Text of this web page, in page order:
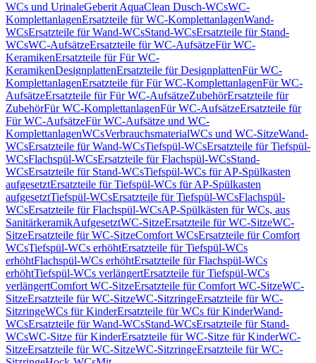
WCs und UrinaleGeberit AquaClean Dusch-WCsWC-
KomplettanlagenErsatzteile für WC-KomplettanlagenWand-
WCsErsatzteile für Wand-WCsStand-WCsErsatzteile für Stand-
WCsWC-AufsätzeErsatzteile für WC-AufsätzeFür WC-
KeramikenErsatzteile für Für WC-
KeramikenDesignplattenErsatzteile für DesignplattenFür WC-
KomplettanlagenErsatzteile für Für WC-KomplettanlagenFür WC-
AufsätzeErsatzteile für Für WC-AufsätzeZubehörErsatzteile für
ZubehörFür WC-KomplettanlagenFür WC-AufsätzeErsatzteile für
Für WC-AufsätzeFür WC-Aufsätze und WC-
KomplettanlagenWCsVerbrauchsmaterialWCs und WC-SitzeWand-
WCsErsatzteile für Wand-WCsTiefspül-WCsErsatzteile für Tiefspül-
WCsFlachspül-WCsErsatzteile für Flachspül-WCsStand-
WCsErsatzteile für Stand-WCsTiefspül-WCs für AP-Spülkasten
aufgesetztErsatzteile für Tiefspül-WCs für AP-Spülkasten
aufgesetztTiefspül-WCsErsatzteile für Tiefspül-WCsFlachspül-
WCsErsatzteile für Flachspül-WCsAP-Spülkästen für WCs, aus
SanitärkeramikAufgesetztWC-SitzeErsatzteile für WC-SitzeWC-
SitzeErsatzteile für WC-SitzeComfort WCsErsatzteile für Comfort
WCsTiefspül-WCs erhöhtErsatzteile für Tiefspül-WCs
erhöhtFlachspül-WCs erhöhtErsatzteile für Flachspül-WCs
erhöhtTiefspül-WCs verlängertErsatzteile für Tiefspül-WCs
verlängertComfort WC-SitzeErsatzteile für Comfort WC-SitzeWC-
SitzeErsatzteile für WC-SitzeWC-SitzringeErsatzteile für WC-
SitzringeWCs für KinderErsatzteile für WCs für KinderWand-
WCsErsatzteile für Wand-WCsStand-WCsErsatzteile für Stand-
WCsWC-Sitze für KinderErsatzteile für WC-Sitze für KinderWC-
SitzeErsatzteile für WC-SitzeWC-SitzringeErsatzteile für WC-